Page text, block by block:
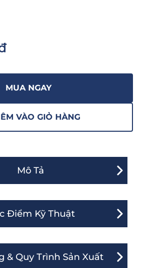
MUA NGAY
VÀO GIỎ HÀNG
Mô Tả
Điểm Kỹ Thuật
& Quy Trình Sản Xuất